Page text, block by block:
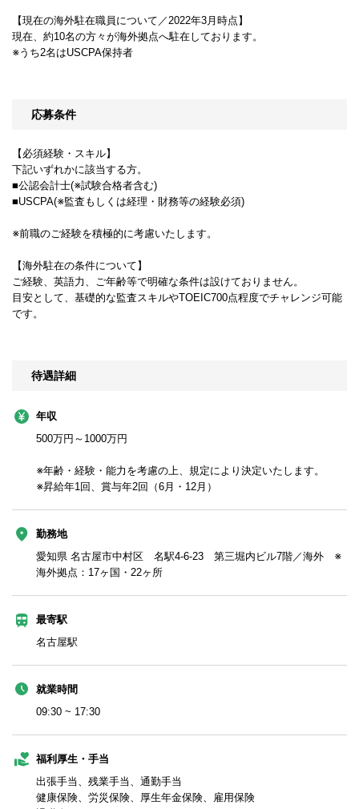
【現在の海外駐在職員について／2022年3月時点】
現在、約10名の方々が海外拠点へ駐在しております。
※うち2名はUSCPA保持者
応募条件
【必須経験・スキル】
下記いずれかに該当する方。
■公認会計士(※試験合格者含む)
■USCPA(※監査もしくは経理・財務等の経験必須)
※前職のご経験を積極的に考慮いたします。
【海外駐在の条件について】
ご経験、英語力、ご年齢等で明確な条件は設けておりません。
目安として、基礎的な監査スキルやTOEIC700点程度でチャレンジ可能
です。
待遇詳細
年収
500万円～1000万円
※年齢・経験・能力を考慮の上、規定により決定いたします。
※昇給年1回、賞与年2回（6月・12月）
勤務地
愛知県 名古屋市中村区 名駅4-6-23 第三堀内ビル7階／海外 ※
海外拠点：17ヶ国・22ヶ所
最寄駅
名古屋駅
就業時間
09:30 ~ 17:30
福利厚生・手当
出張手当、残業手当、通勤手当
健康保険、労災保険、厚生年金保険、雇用保険